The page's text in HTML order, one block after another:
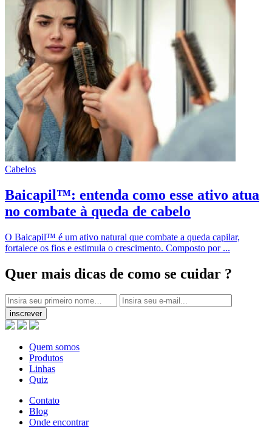
Cabelos
Baicapil™: entenda como esse ativo atua
no combate à queda de cabelo
O Baicapil™ é um ativo natural que combate a queda capilar,
fortalece os fios e estimula o crescimento. Composto por ...
Quer mais dicas de como se cuidar ?
inscrever
Quem somos
Produtos
Linhas
Quiz
Contato
Blog
Onde encontrar